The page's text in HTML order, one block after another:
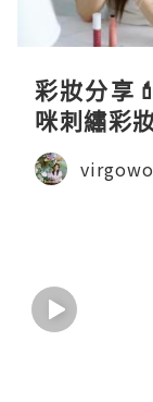
彩妝分享
咪刺繡彩